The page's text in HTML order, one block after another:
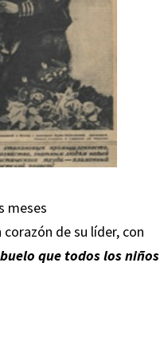
meses
de su líder, con
que todos los niños